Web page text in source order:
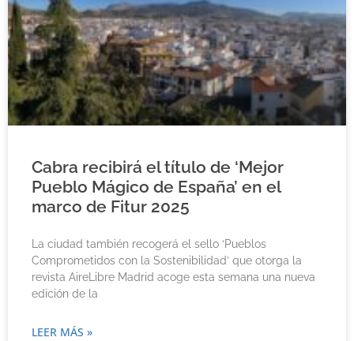
Cabra recibirá el título de ‘Mejor
Pueblo Mágico de España’ en el
marco de Fitur 2025
La ciudad también recogerá el sello ‘Pueblos
Comprometidos con la Sostenibilidad’ que otorga la
revista AireLibre Madrid acoge esta semana una nueva
edición de la
LEER MÁS »